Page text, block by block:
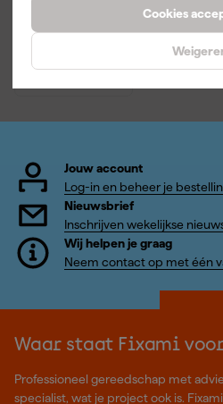
Cookies
incl. BTW
Jouw account
Log-in en beheer je
Nieuwsbrief
Inschrijven wekelijkse
Wij helpen je graag
Neem contact op met één
Waar staat Fixami
Professioneel gereedschap met
specialist, wat je project ook is.